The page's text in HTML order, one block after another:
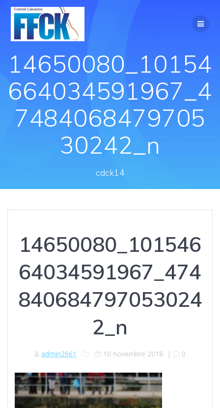
14650080_10154
664034591967_4
7484068479705
30242_n
cdck14
14650080_101546
64034591967_474
840684797053024
2_n
admin2661 10 novembre 2018 | 0